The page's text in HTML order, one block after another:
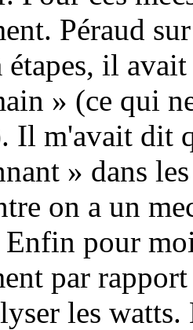
Péraud
étapes, il
» (ce qui
Il m'avait dit
» dans
on a un
Enfin pour
par
les